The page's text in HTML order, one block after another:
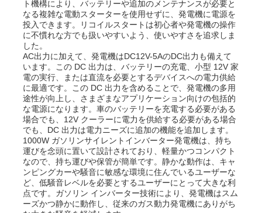
お問い合わせ
ニュース
すべての場合
見積依頼
ディーゼル発電機セット
ガソリン発電機セット
ト機構により、バッテリーや追加のメンテナンスが必要と
なる複雑な電動スターターを使用せずに、発電機に電源を
投入できます。リコイルスタートは初心者や発電機の操作
に不慣れな方でも扱いやすいよう、使いやすさを追求しま
した。
AC出力に加えて、発電機はDC12V-5AのDC出力も備えて
います。この DC 出力は、バッテリーの充電、小型 12V 家
電の実行、または直流を必要とするデバイスへの電力供給
に最適です。この DC 出力を含めることで、発電機の多用
途性が向上し、さまざまなアプリケーション向けの包括的
な電源になります。車のバッテリーを充電する必要がある
場合でも、12V クーラーに電力を供給する必要がある場合
でも、DC 出力は電力ニーズに追加の機能を追加します。
1000W ガソリンサイレントインバーター発電機は、持ち
運びを念頭に置いて設計されており、軽量かつコンパクト
なので、持ち運びや保管が簡単です。静かな動作は、キャ
ンピングカーや騒音に敏感な環境に住んでいるユーザーな
ど、低騒音レベルを必要とするユーザーにとって大きな利
点です。ガソリン インバーター技術により、発電機はスム
ーズかつ静かに動作し、従来のガス動力発電機にありがち